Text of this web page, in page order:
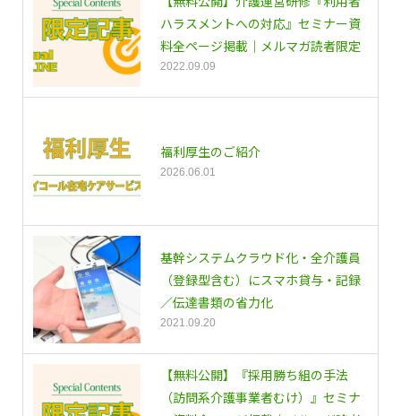
ハラスメントへの対応』セミナー資
料全ページ掲載｜メルマガ読者限定
2022.09.09
福利厚生のご紹介
2026.06.01
基幹システムクラウド化・全介護員
（登録型含む）にスマホ貸与・記録
／伝達書類の省力化
2021.09.20
【無料公開】『採用勝ち組の手法
（訪問系介護事業者むけ）』セミナ